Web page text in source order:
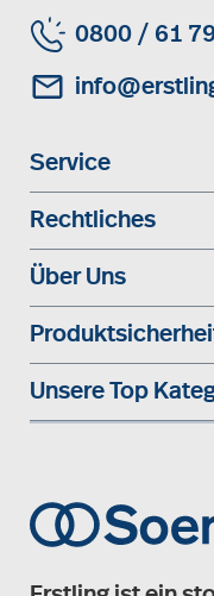
0800 / 61
Service
Rechtliches
Über Uns
Unsere Top